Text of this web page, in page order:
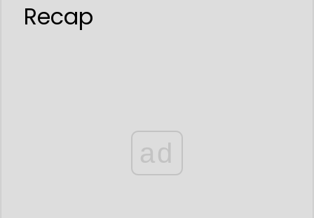
Recap
ad